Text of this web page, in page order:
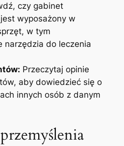
czy‌ gabinet
⁣wyposażony⁤ w
‌w tym
narzędzia ​do‌ leczenia
Przeczytaj opinie
aby dowiedzieć⁢ się o⁢
innych osób z ‌danym